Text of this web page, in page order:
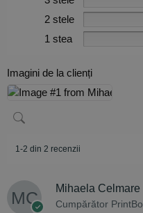
2 stele
1 stea
Imagini de la clienți
1-2 din 2 recenzii
Mihaela Celmare
Cumpărător